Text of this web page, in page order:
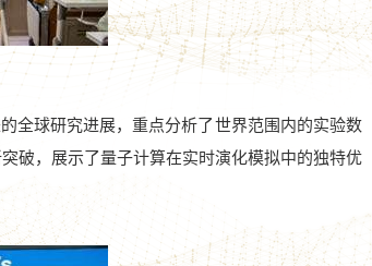
全球研究进展，重点分析了世界范围内的实验数
破，展示了量子计算在实时演化模拟中的独特优